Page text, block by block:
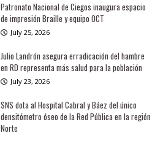
Patronato Nacional de Ciegos inaugura espacio
de impresión Braille y equipo OCT
July 25, 2026
Julio Landrón asegura erradicación del hambre
en RD representa más salud para la población
July 23, 2026
SNS dota al Hospital Cabral y Báez del único
densitómetro óseo de la Red Pública en la región
Norte